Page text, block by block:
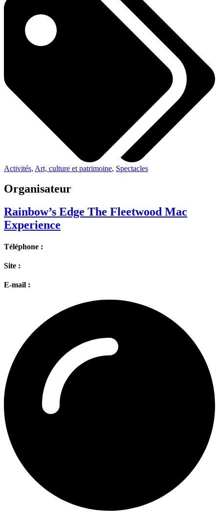
Activités, Art, culture et patrimoine, Spectacles
Organisateur
Rainbow’s Edge The Fleetwood Mac
Experience
Téléphone :
Site :
E-mail :